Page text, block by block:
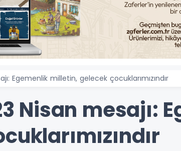
Egemenlik milletin, gelecek çocuklarımızındır
Nisan mesajı: